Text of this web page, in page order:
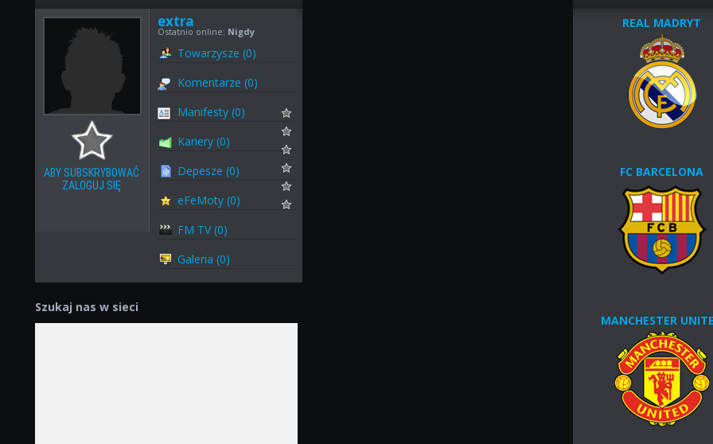
ABY SUBSKRYBOWAĆ
ZALOGUJ SIĘ
extra
Ostatnio online: Nigdy
Towarzysze (0)
Komentarze (0)
Manifesty (0)
Kariery (0)
Depesze (0)
eFeMoty (0)
FM TV (0)
Galeria (0)
Szukaj nas w sieci
REAL MADRYT
FC BARCELONA
MANCHESTER